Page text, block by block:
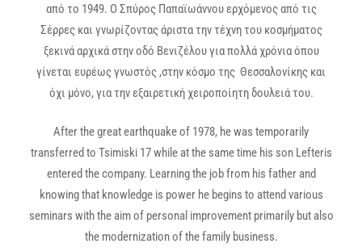
από το 1949. Ο Σπύρος Παπαϊωάννου ερχόμενος από τις
Σέρρες και γνωρίζοντας άριστα την τέχνη του κοσμήματος
ξεκινά αρχικά στην οδό Βενιζέλου για πολλά χρόνια όπου
γίνεται ευρέως γνωστός ,στην κόσμο της Θεσσαλονίκης και
όχι μόνο, για την εξαιρετική χειροποίητη δουλειά του.
After the great earthquake of 1978, he was temporarily
transferred to Tsimiski 17 while at the same time his son Lefteris
entered the company. Learning the job from his father and
knowing that knowledge is power he begins to attend various
seminars with the aim of personal improvement primarily but also
the modernization of the family business.